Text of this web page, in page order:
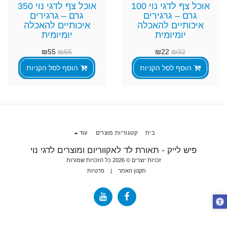
אוכל צף לדגי נוי 100
גרם – גרגירים
איכותיים להאכלה
יומיומית
₪32
₪22
הוסף לסל הקניות
אוכל צף לדגי נוי 350
גרם – גרגירים
איכותיים להאכלה
יומיומית
₪65
₪55
הוסף לסל הקניות
פיש לייק - תאורת לד לאקווריום ומוצרים לדגי נוי
זכויות יוצרים © 2026 כל הזכויות שמורות
תקנון האתר | פרטיות
בית קטגוריות מוצרים עוד